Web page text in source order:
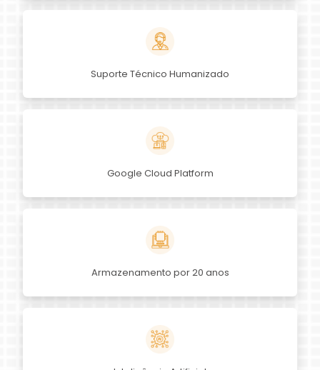
Suporte Técnico Humanizado
Google Cloud Platform
Armazenamento por 20 anos